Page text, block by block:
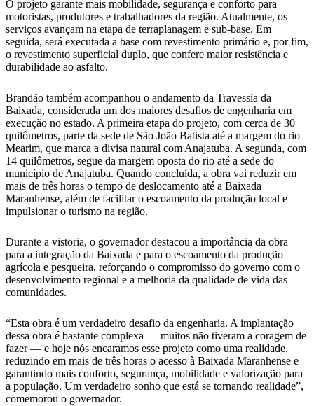
O projeto garante mais mobilidade, segurança e conforto para
motoristas, produtores e trabalhadores da região. Atualmente, os
serviços avançam na etapa de terraplanagem e sub-base. Em
seguida, será executada a base com revestimento primário e, por fim,
o revestimento superficial duplo, que confere maior resistência e
durabilidade ao asfalto.
Brandão também acompanhou o andamento da Travessia da
Baixada, considerada um dos maiores desafios de engenharia em
execução no estado. A primeira etapa do projeto, com cerca de 30
quilômetros, parte da sede de São João Batista até a margem do rio
Mearim, que marca a divisa natural com Anajatuba. A segunda, com
14 quilômetros, segue da margem oposta do rio até a sede do
município de Anajatuba. Quando concluída, a obra vai reduzir em
mais de três horas o tempo de deslocamento até a Baixada
Maranhense, além de facilitar o escoamento da produção local e
impulsionar o turismo na região.
Durante a vistoria, o governador destacou a importância da obra
para a integração da Baixada e para o escoamento da produção
agrícola e pesqueira, reforçando o compromisso do governo com o
desenvolvimento regional e a melhoria da qualidade de vida das
comunidades.
“Esta obra é um verdadeiro desafio da engenharia. A implantação
dessa obra é bastante complexa — muitos não tiveram a coragem de
fazer — e hoje nós encaramos esse projeto como uma realidade,
reduzindo em mais de três horas o acesso à Baixada Maranhense e
garantindo mais conforto, segurança, mobilidade e valorização para
a população. Um verdadeiro sonho que está se tornando realidade”,
comemorou o governador.